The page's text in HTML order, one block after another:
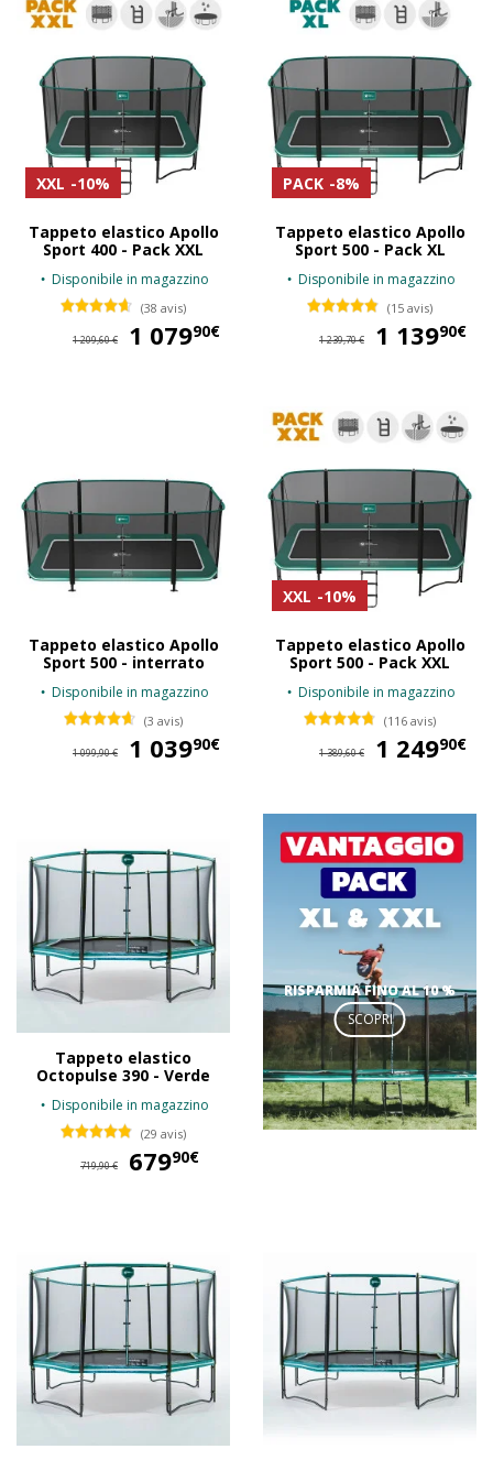
XXL -10%
Tappeto elastico Apollo
Sport 400 - Pack XXL
Disponibile in magazzino
(38 avis)
1 209,60 € 1 07990€
PACK -8%
Tappeto elastico Apollo
Sport 500 - Pack XL
Disponibile in magazzino
(15 avis)
1 239,70 € 1 13990€
Tappeto elastico Apollo
Sport 500 - interrato
Disponibile in magazzino
(3 avis)
1 099,90 € 1 03990€
XXL -10%
Tappeto elastico Apollo
Sport 500 - Pack XXL
Disponibile in magazzino
(116 avis)
1 389,60 € 1 24990€
Tappeto elastico
Octopulse 390 - Verde
Disponibile in magazzino
(29 avis)
719,90 € 67990€
RISPARMIA FINO AL 10 %
SCOPRI